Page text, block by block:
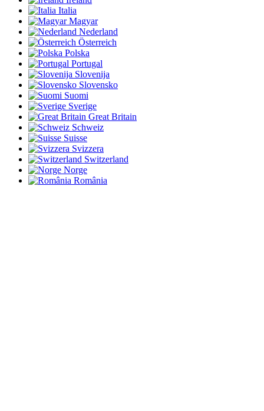
Italia
Magyar
Nederland
Österreich
Polska
Portugal
Slovenija
Slovensko
Suomi
Sverige
Great Britain
Schweiz
Suisse
Svizzera
Switzerland
Norge
România